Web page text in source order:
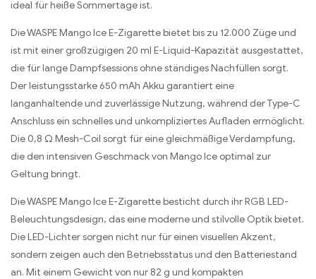
ideal für heiße Sommertage ist.
Die WASPE Mango Ice E-Zigarette bietet bis zu 12.000 Züge und
ist mit einer großzügigen 20 ml E-Liquid-Kapazität ausgestattet,
die für lange Dampfsessions ohne ständiges Nachfüllen sorgt.
Der leistungsstarke 650 mAh Akku garantiert eine
langanhaltende und zuverlässige Nutzung, während der Type-C
Anschluss ein schnelles und unkompliziertes Aufladen ermöglicht.
Die 0,8 Ω Mesh-Coil sorgt für eine gleichmäßige Verdampfung,
die den intensiven Geschmack von Mango Ice optimal zur
Geltung bringt.
Die WASPE Mango Ice E-Zigarette besticht durch ihr RGB LED-
Beleuchtungsdesign, das eine moderne und stilvolle Optik bietet.
Die LED-Lichter sorgen nicht nur für einen visuellen Akzent,
sondern zeigen auch den Betriebsstatus und den Batteriestand
an. Mit einem Gewicht von nur 82 g und kompakten